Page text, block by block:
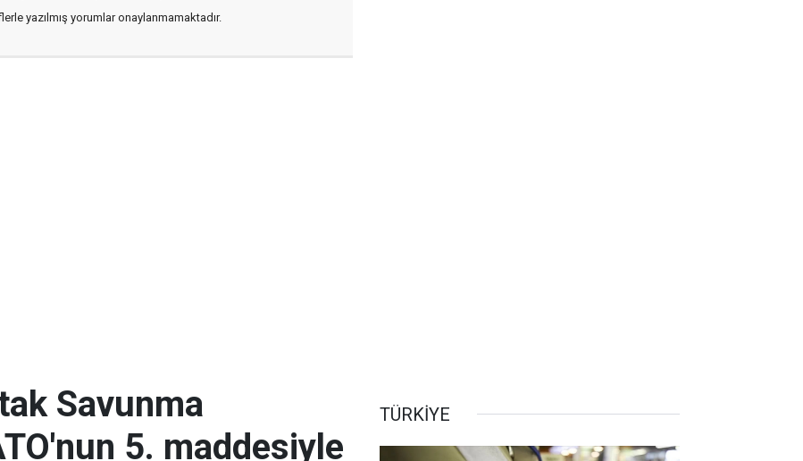
yazılmış yorumlar onaylanmamaktadır.
Savunma
5. maddesiyle
TÜRKİYE